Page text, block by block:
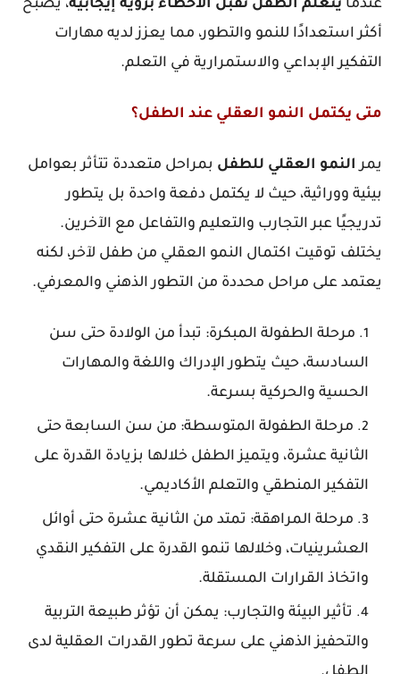
عندما يتعلم الطفل تقبل الأخطاء برؤية إيجابية، يصبح
أكثر استعدادًا للنمو والتطور، مما يعزز لديه مهارات
التفكير الإبداعي والاستمرارية في التعلم.
متى يكتمل النمو العقلي عند الطفل؟
يمر النمو العقلي للطفل بمراحل متعددة تتأثر بعوامل
بيئية ووراثية، حيث لا يكتمل دفعة واحدة بل يتطور
تدريجيًا عبر التجارب والتعليم والتفاعل مع الآخرين.
يختلف توقيت اكتمال النمو العقلي من طفل لآخر، لكنه
يعتمد على مراحل محددة من التطور الذهني والمعرفي.
مرحلة الطفولة المبكرة: تبدأ من الولادة حتى سن
السادسة، حيث يتطور الإدراك واللغة والمهارات
الحسية والحركية بسرعة.
مرحلة الطفولة المتوسطة: من سن السابعة حتى
الثانية عشرة، ويتميز الطفل خلالها بزيادة القدرة على
التفكير المنطقي والتعلم الأكاديمي.
مرحلة المراهقة: تمتد من الثانية عشرة حتى أوائل
العشرينيات، وخلالها تنمو القدرة على التفكير النقدي
واتخاذ القرارات المستقلة.
تأثير البيئة والتجارب: يمكن أن تؤثر طبيعة التربية
والتحفيز الذهني على سرعة تطور القدرات العقلية لدى